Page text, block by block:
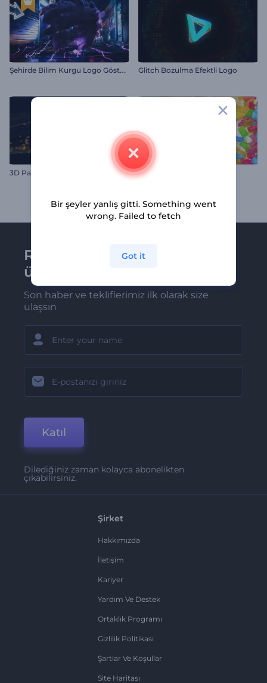
Ş
ehirde Bilim Kurgu Logo Gösterimi Glitch Bozulma Efektli Logo
3D Parçalanan Küp Logo Jelibon Giriş Videosu
Renderforest bültenine
üye olun
Son haber ve tekliflerimiz ilk olarak size
ulaşsın
Katıl
Dilediğiniz zaman kolayca abonelikten
çıkabilirsiniz.
Şirket
Hakkımızda
İletişim
Kariyer
Yardım Ve Destek
Ortaklık Programı
Gizlilik Politikası
Şartlar Ve Koşullar
Site Haritası
Bir şeyler yanlış gitti. Something went
wrong. Failed to fetch
Got it